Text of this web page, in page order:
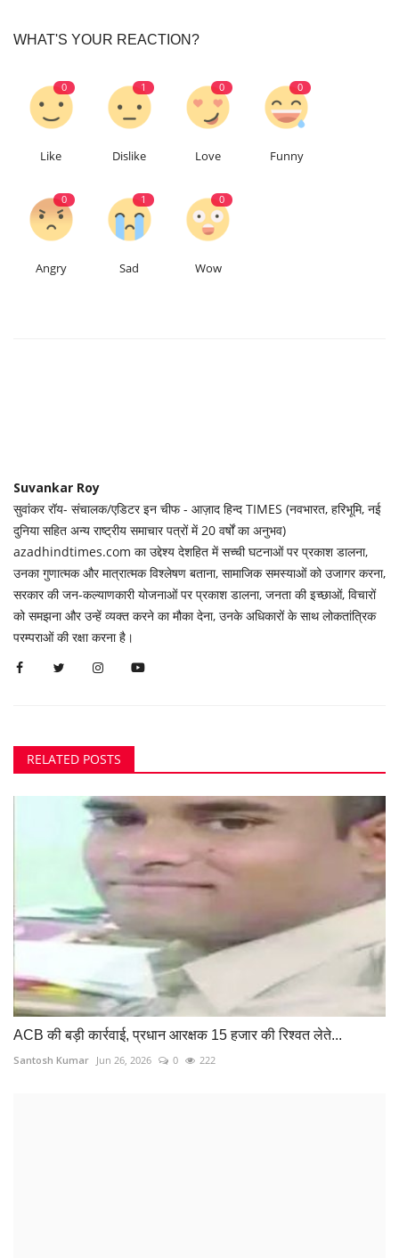
WHAT'S YOUR REACTION?
0
Like
1
Dislike
0
Love
0
Funny
0
Angry
1
Sad
0
Wow
Suvankar Roy
सुवांकर रॉय- संचालक/एडिटर इन चीफ - आज़ाद हिन्द TIMES (नवभारत, हरिभूमि, नई
दुनिया सहित अन्य राष्ट्रीय समाचार पत्रों में 20 वर्षों का अनुभव)
azadhindtimes.com का उद्देश्य देशहित में सच्ची घटनाओं पर प्रकाश डालना,
उनका गुणात्मक और मात्रात्मक विश्लेषण बताना, सामाजिक समस्याओं को उजागर करना,
सरकार की जन-कल्याणकारी योजनाओं पर प्रकाश डालना, जनता की इच्छाओं, विचारों
को समझना और उन्हें व्यक्त करने का मौका देना, उनके अधिकारों के साथ लोकतांत्रिक
परम्पराओं की रक्षा करना है।
RELATED POSTS
ACB की बड़ी कार्रवाई, प्रधान आरक्षक 15 हजार की रिश्वत लेते...
Santosh Kumar Jun 26, 2026 0 222